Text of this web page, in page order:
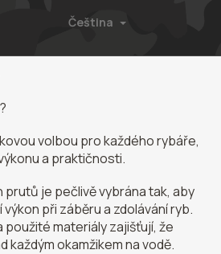
Čeština
volbou pro každého rybáře,
a praktičnosti.
prutů je pečlivě vybrána tak, aby
při záběru a zdolávání ryb.
materiály zajišťují, že
každým okamžikem na vodě.